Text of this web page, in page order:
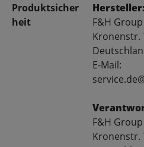
Produktsicher
heit
Hersteller:
F&H
Kronenstr.
E-Mail:
F&H
Kronenstr.